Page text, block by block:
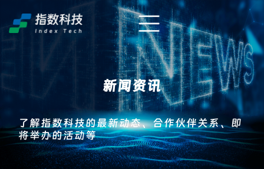
新闻资讯
了解指数科技的最新动态、合作伙伴关系、即
将举办的活动等